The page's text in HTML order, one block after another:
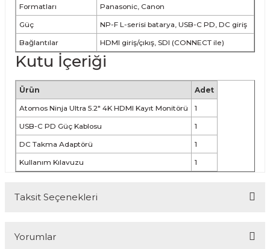
Formatları
Panasonic, Canon
Güç
NP-F L-serisi batarya, USB-C PD, DC giriş
Bağlantılar
HDMI giriş/çıkış, SDI (CONNECT ile)
Kutu İçeriği
Ürün
Adet
Atomos Ninja Ultra 5.2" 4K HDMI Kayıt Monitörü
1
USB-C PD Güç Kablosu
1
DC Takma Adaptörü
1
Kullanım Kılavuzu
1
Taksit Seçenekleri
Yorumlar